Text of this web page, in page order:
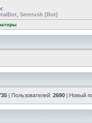
Semrush [Bot]
| Пользователей: 2690 | Новый